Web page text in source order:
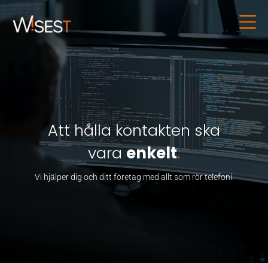
Att hålla kontakten ska
varaenkelt.
Vi hjälper dig och ditt företag med allt som rör telefoni.